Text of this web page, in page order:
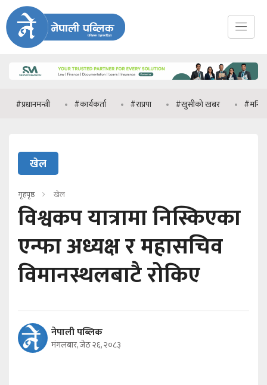
#कार्यकर्ता #राप्रपा #खुसीको खबर #मनिष झा
खेल
गृहपृष्ठ खेल
विश्वकप यात्रामा निस्किएका
एन्फा अध्यक्ष र महासचिव
विमानस्थलबाटै रोकिए
नेपाली पब्लिक
मंगलबार, जेठ २६, २०८३